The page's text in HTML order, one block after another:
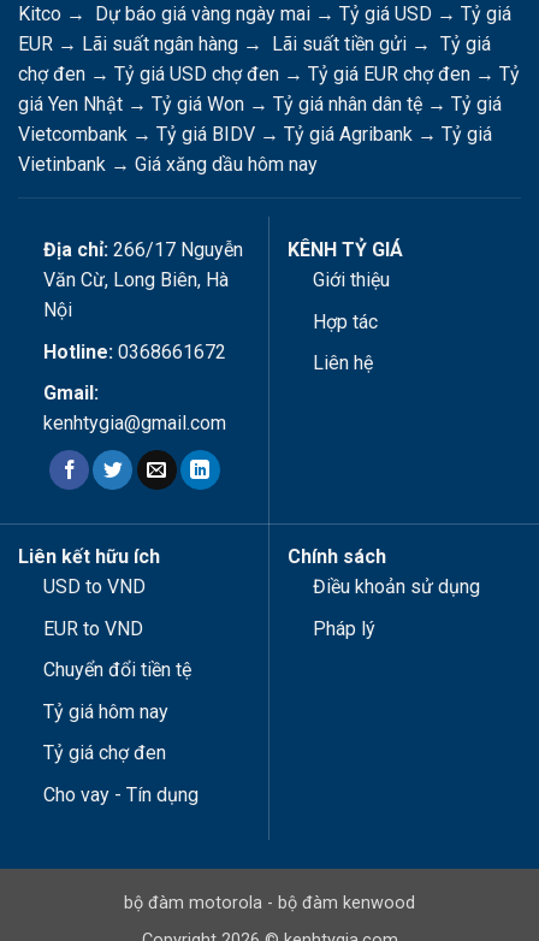
Kitco → Dự báo giá vàng ngày mai → Tỷ giá USD → Tỷ giá
EUR → Lãi suất ngân hàng → Lãi suất tiền gửi → Tỷ giá
chợ đen → Tỷ giá USD chợ đen → Tỷ giá EUR chợ đen → Tỷ
giá Yen Nhật → Tỷ giá Won → Tỷ giá nhân dân tệ → Tỷ giá
Vietcombank → Tỷ giá BIDV → Tỷ giá Agribank → Tỷ giá
Vietinbank → Giá xăng dầu hôm nay
Địa chỉ:266/17 Nguyễn
Văn Cừ, Long Biên, Hà
Nội
Hotline:0368661672
Gmail:
kenhtygia@gmail.com
KÊNH TỶ GIÁ
Giới thiệu
Hợp tác
Liên hệ
Liên kết hữu ích
USD to VND
EUR to VND
Chuyển đổi tiền tệ
Tỷ giá hôm nay
Tỷ giá chợ đen
Cho vay - Tín dụng
Chính sách
Điều khoản sử dụng
Pháp lý
bộ đàm motorola - bộ đàm kenwood